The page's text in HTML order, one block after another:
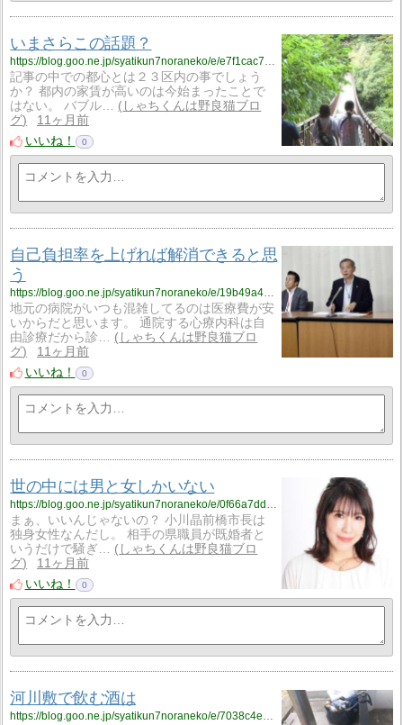
いまさらこの話題？
https://blog.goo.ne.jp/syatikun7noraneko/e/e7f1cac7a6c7f44bb8a0965fe437420f?fm=rss
記事の中での都心とは２３区内の事でしょう
か？ 都内の家賃が高いのは今始まったことで
はない。 バブル…
しゃちくんは野良猫ブロ
グ
11ヶ月前
いいね！
0
自己負担率を上げれば解消できると思
う
https://blog.goo.ne.jp/syatikun7noraneko/e/19b49a4212b4501cb5dc9765f72fe78c?fm=rss
地元の病院がいつも混雑してるのは医療費が安
いからだと思います。 通院する心療内科は自
由診療だから診…
しゃちくんは野良猫ブロ
グ
11ヶ月前
いいね！
0
世の中には男と女しかいない
https://blog.goo.ne.jp/syatikun7noraneko/e/0f66a7dd3b724bbabd4b40a26e024795?fm=rss
まぁ、いいんじゃないの？ 小川晶前橋市長は
独身女性なんだし。 相手の県職員が既婚者と
いうだけで騒ぎ…
しゃちくんは野良猫ブロ
グ
11ヶ月前
いいね！
0
河川敷で飲む酒は
https://blog.goo.ne.jp/syatikun7noraneko/e/7038c4e926ac08700e623608eab2fc7e?fm=rss